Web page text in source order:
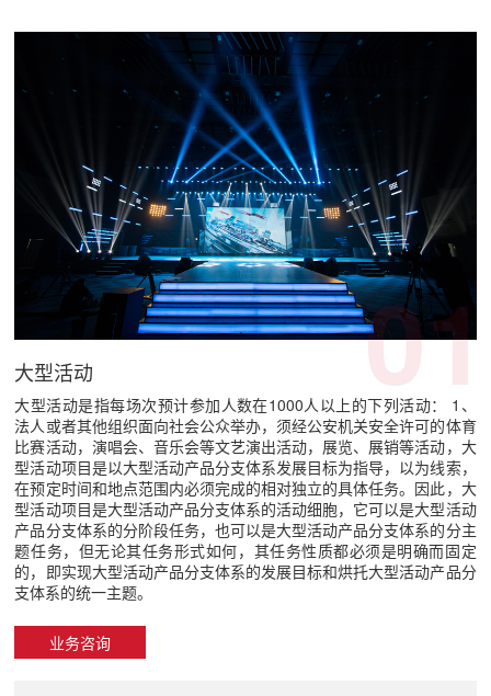
01
大型活动
大型活动是指每场次预计参加人数在1000人以上的下列活动： 1、
法人或者其他组织面向社会公众举办，须经公安机关安全许可的体育
比赛活动，演唱会、音乐会等文艺演出活动，展览、展销等活动，大
型活动项目是以大型活动产品分支体系发展目标为指导，以为线索，
在预定时间和地点范围内必须完成的相对独立的具体任务。因此，大
型活动项目是大型活动产品分支体系的活动细胞，它可以是大型活动
产品分支体系的分阶段任务，也可以是大型活动产品分支体系的分主
题任务，但无论其任务形式如何，其任务性质都必须是明确而固定
的，即实现大型活动产品分支体系的发展目标和烘托大型活动产品分
支体系的统一主题。
业务咨询